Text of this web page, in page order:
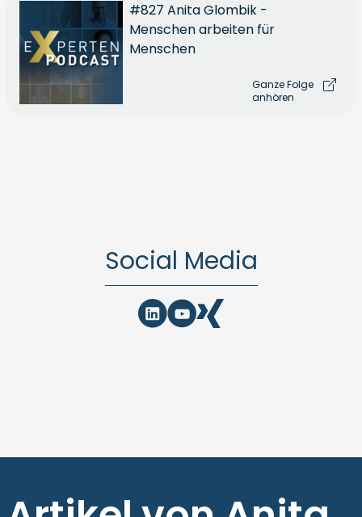
#827 Anita Glombik -
Menschen arbeiten für
Menschen
Ganze Folge
anhören
Social Media